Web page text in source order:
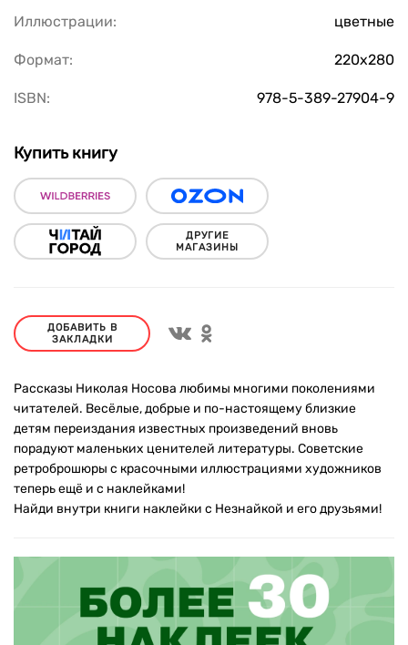
Иллюстрации: цветные
Формат: 220х280
ISBN: 978-5-389-27904-9
Купить книгу
ДРУГИЕ
МАГАЗИНЫ
ДОБАВИТЬ В
ЗАКЛАДКИ
Рассказы Николая Носова любимы многими поколениями
читателей. Весёлые, добрые и по-настоящему близкие
детям переиздания известных произведений вновь
порадуют маленьких ценителей литературы. Советские
ретроброшюры с красочными иллюстрациями художников
теперь ещё и с наклейками!
Найди внутри книги наклейки с Незнайкой и его друзьями!